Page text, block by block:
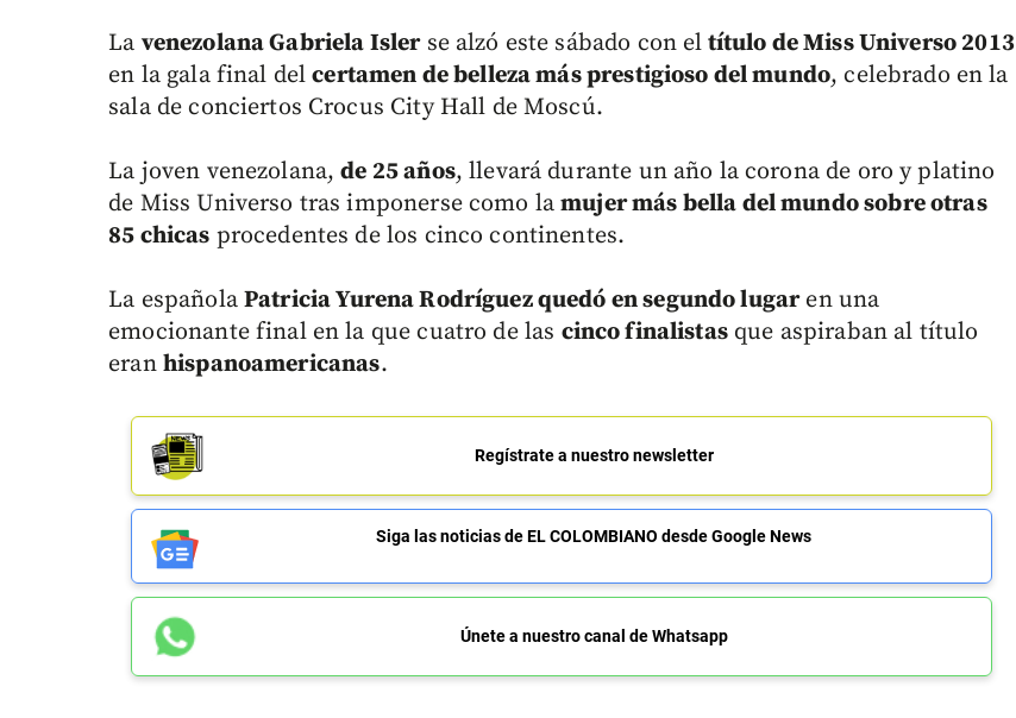
La venezolana Gabriela Islerse alzó este sábado con el título de Miss Universo 2013
en la gala final delcertamen de belleza más prestigioso del mundo, celebrado en la
sala de conciertos Crocus City Hall de Moscú.
La joven venezolana,de 25 años, llevará durante un año la corona de oro y platino
de Miss Universo tras imponerse como lamujer más bella del mundo sobre otras
85 chicas procedentes de los cinco continentes.
La española Patricia Yurena Rodríguez quedó en segundo lugaren una
emocionante final en la que cuatro de las cinco finalistasque aspiraban al título
eran hispanoamericanas.
Regístrate a nuestro newsletter
Siga las noticias de EL COLOMBIANO desde Google News
Únete a nuestro canal de Whatsapp